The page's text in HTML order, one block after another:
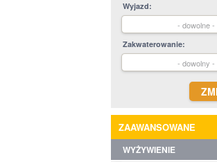
Wyjazd
- dowolne -
Zakwaterowanie
- dowolny -
ZAAWANSOWANE
WYŻYWIENIE